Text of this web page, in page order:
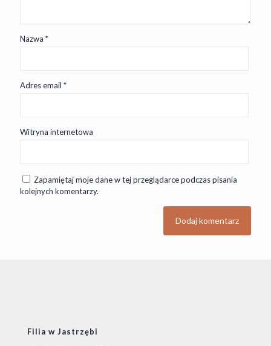
Nazwa *
Adres email *
Witryna internetowa
Zapamiętaj moje dane w tej przeglądarce podczas pisania
kolejnych komentarzy.
Filia w Jastrzębi